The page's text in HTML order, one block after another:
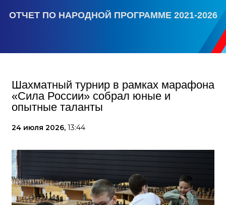
ОТЧЕТ ПО НАРОДНОЙ ПРОГРАММЕ 2021-2026
Шахматный турнир в рамках марафона
«Сила России» собрал юные и
опытные таланты
24 июля 2026, 13:44